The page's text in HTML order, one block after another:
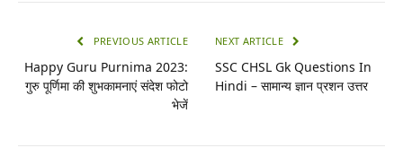
PREVIOUS ARTICLE
Happy Guru Purnima 2023:
गुरु पूर्णिमा की शुभकामनाएं संदेश फोटो
भेजें
NEXT ARTICLE
SSC CHSL Gk Questions In
Hindi – सामान्य ज्ञान प्रशन उत्तर